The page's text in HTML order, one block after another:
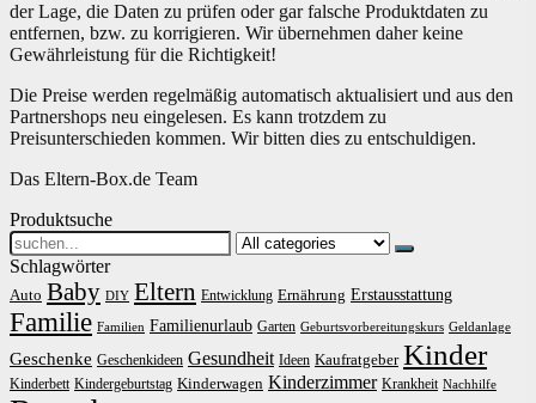
der Lage, die Daten zu prüfen oder gar falsche Produktdaten zu
entfernen, bzw. zu korrigieren. Wir übernehmen daher keine
Gewährleistung für die Richtigkeit!
Die Preise werden regelmäßig automatisch aktualisiert und aus den
Partnershops neu eingelesen. Es kann trotzdem zu
Preisunterschieden kommen. Wir bitten dies zu entschuldigen.
Das Eltern-Box.de Team
Produktsuche
Search
for:
Schlagwörter
Auto Baby DIY Eltern Entwicklung Ernährung Erstausstattung
Familie Familien Familienurlaub Garten Geburtsvorbereitungskurs Geldanlage
Geschenke Geschenkideen Gesundheit Ideen Kaufratgeber Kinder
Kinderbett Kindergeburtstag Kinderwagen Kinderzimmer Krankheit Nachhilfe